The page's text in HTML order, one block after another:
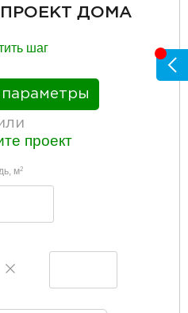
ПРОЕКТ ДОМА
шаг
параметры
проект
м2